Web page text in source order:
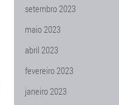
setembro 2023
maio 2023
abril 2023
fevereiro 2023
janeiro 2023